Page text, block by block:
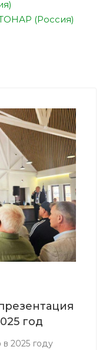
(Россия)
год
2025 году